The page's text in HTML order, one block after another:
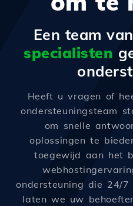
Een team
specialisten
Heeft u vragen of
ondersteuningsteam
om snelle
oplossingen te
toegewijd aan het
ondersteuning die 24/
laten we uw